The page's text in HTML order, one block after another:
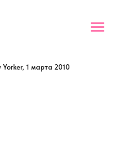
Yorker, 1 марта 2010